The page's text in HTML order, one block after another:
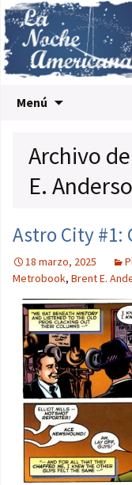
Menú
Archivo
E.
Astro City #1:
18 marzo, 2025
Metrobook, Brent E.